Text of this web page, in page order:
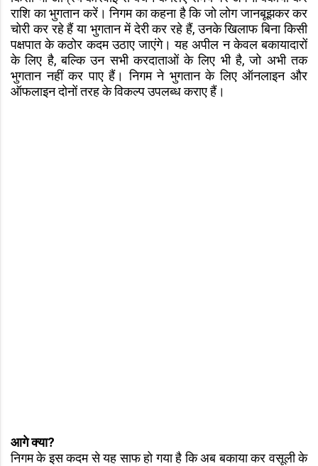
राशि का भुगतान करें। निगम का कहना है कि जो लोग जानबूझकर कर
चोरी कर रहे हैं या भुगतान में देरी कर रहे हैं, उनके खिलाफ बिना किसी
पक्षपात के कठोर कदम उठाए जाएंगे। यह अपील न केवल बकायादारों
के लिए है, बल्कि उन सभी करदाताओं के लिए भी है, जो अभी तक
भुगतान नहीं कर पाए हैं। निगम ने भुगतान के लिए ऑनलाइन और
ऑफलाइन दोनों तरह के विकल्प उपलब्ध कराए हैं।
आगे क्या?
निगम के इस कदम से यह साफ हो गया है कि अब बकाया कर वसूली के